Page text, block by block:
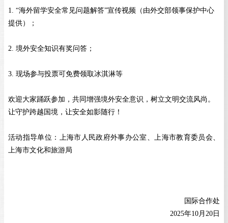
1.
“海外留学安全常见问题解答”宣传视频（由外交部领事保护中心
提供）；
2. 境外安全知识有奖问答；
3. 现场参与投票可免费领取冰淇淋等
欢迎大家踊跃参加，共同增强境外安全意识，树立文明交流风尚。
让守护跨越国境，让安全如影随行！
活动指导单位： 上海市人民政府外事办公室 上海市教育委员会
上海市文化和旅游局
国际合作处
2025年10月20日